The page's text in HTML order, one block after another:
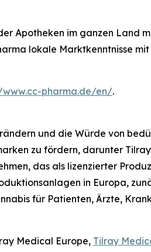
Apotheken im ganzen Land
lokale Marktkenntnisse
pharma.de/en/.
und die Würde von
zu fördern, darunter
das als lizenzierter
in Europa,
für Patienten, Ärzte,
Medical Europe, Tilray